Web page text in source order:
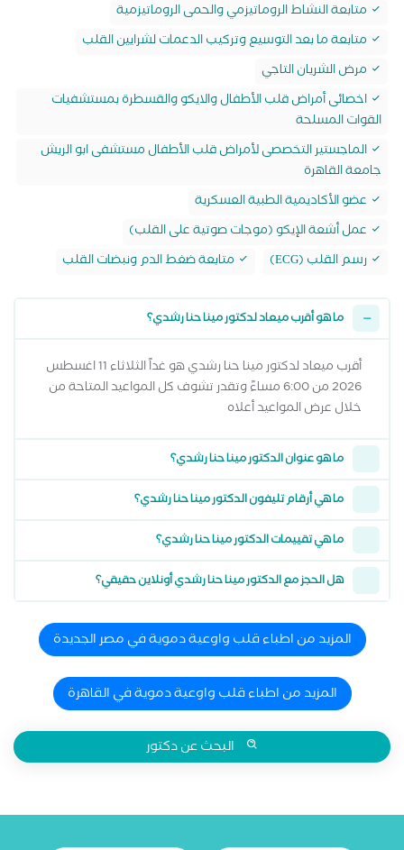
متابعة النشاط الروماتيزمي والحمى الروماتيزمية
متابعة ما بعد التوسيع وتركيب الدعمات لشرايين القلب
مرض الشريان التاجي
اخصائى أمراض قلب الأطفال والايكو والقسطرة بمستشفيات
القوات المسلحة
الماجستير التخصصى لأمراض قلب الأطفال مستشفى ابو الريش
جامعة القاهرة
عضو الأكاديمية الطبية العسكرية
عمل أشعة الإيكو (موجات صوتية على القلب)
رسم القلب (ECG)
متابعة ضغط الدم ونبضات القلب
ما هو أقرب ميعاد لدكتور مينا حنا رشدي؟
أقرب ميعاد لدكتور مينا حنا رشدي هو غداً الثلاثاء 11 اغسطس
2026 من 6:00 مساءً وتقدر تشوف كل المواعيد المتاحة من
خلال عرض المواعيد أعلاه
ما هو عنوان الدكتور مينا حنا رشدي؟
ما هي أرقام تليفون الدكتور مينا حنا رشدي؟
ما هي تقييمات الدكتور مينا حنا رشدي؟
هل الحجز مع الدكتور مينا حنا رشدي أونلاين حقيقي؟
المزيد من اطباء قلب واوعية دموية في مصر الجديدة
المزيد من اطباء قلب واوعية دموية في القاهرة
البحث عن دكتور